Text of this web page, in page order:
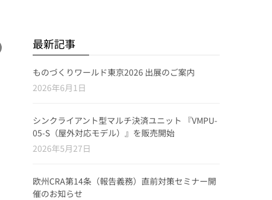
最新記事
ものづくりワールド東京2026 出展のご案内
2026年6月1日
シンクライアント型マルチ決済ユニット 『VMPU-
05-S（屋外対応モデル）』を販売開始
2026年5月27日
欧州CRA第14条（報告義務）直前対策セミナー開
催のお知らせ